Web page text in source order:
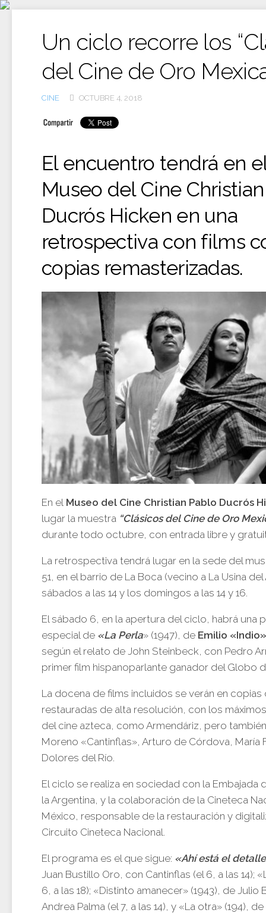
Ir
Un ciclo recorre los
del Cine de Oro
CINE OCTUBRE 4, 2018
El encuentro tendrá en
Museo del Cine
Ducrós Hicken en una
retrospectiva con films
copias remasterizadas.
En el Museo del Cine Christian Pablo Ducrós
lugar la muestra “Clásicos del Cine de Oro
durante todo octubre, con entrada libre y
La retrospectiva tendrá lugar en la sede del
51, en el barrio de La Boca (vecino a La Usina
sábados a las 14 y los domingos a las 14 y 16.
El sábado 6, en la apertura del ciclo, habrá una
especial de «La Perla» (1947), de Emilio
según el relato de John Steinbeck, con Pedro
primer film hispanoparlante ganador del Globo
La docena de films incluidos se verán en copias
restauradas de alta resolución, con los
del cine azteca, como Armendáriz, pero
Moreno «Cantinflas», Arturo de Córdova, María
Dolores del Río.
El ciclo se realiza en sociedad con la Embajada
la Argentina, y la colaboración de la Cineteca
México, responsable de la restauración y
Circuito Cineteca Nacional.
El programa es el que sigue: «Ahí está el
Juan Bustillo Oro, con Cantinflas (el 6, a las 14);
6, a las 18); «Distinto amanecer» (1943), de Julio
Andrea Palma (el 7, a las 14), y «La otra» (194),